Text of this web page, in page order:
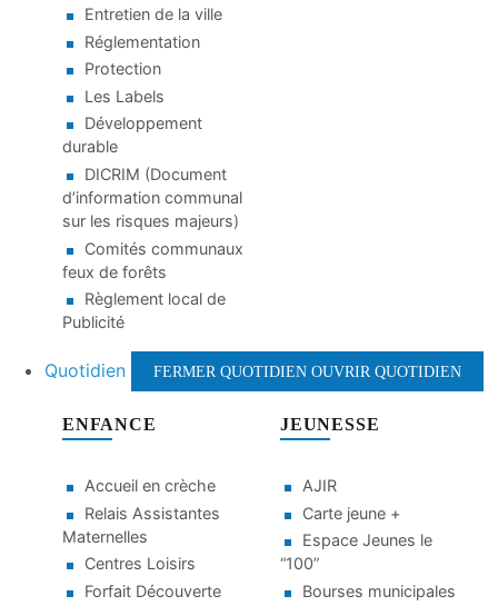
Entretien de la ville
Réglementation
Protection
Les Labels
Développement
durable
DICRIM (Document
d’information communal
sur les risques majeurs)
Comités communaux
feux de forêts
Règlement local de
Publicité
Quotidien FERMER QUOTIDIEN OUVRIR QUOTIDIEN
ENFANCE
Accueil en crèche
Relais Assistantes
Maternelles
Centres Loisirs
Forfait Découverte
JEUNESSE
AJIR
Carte jeune +
Espace Jeunes le
“100”
Bourses municipales